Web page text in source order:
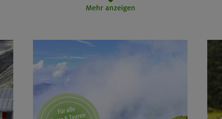
rund um den Gardasee
Mehr anzeigen